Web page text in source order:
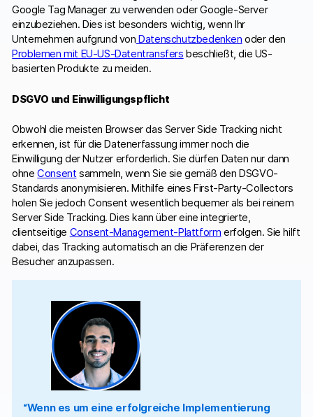
Google Tag Manager zu verwenden oder Google-Server
einzubeziehen. Dies ist besonders wichtig, wenn Ihr
Unternehmen aufgrund von Datenschutzbedenken oder den
Problemen mit EU-US-Datentransfers beschließt, die US-
basierten Produkte zu meiden.
DSGVO und Einwilligungspflicht
Obwohl die meisten Browser das Server Side Tracking nicht
erkennen, ist für die Datenerfassung immer noch die
Einwilligung der Nutzer erforderlich. Sie dürfen Daten nur dann
ohneConsent sammeln, wenn Sie sie gemäß den DSGVO-
Standards anonymisieren. Mithilfe eines First-Party-Collectors
holen Sie jedoch Consent wesentlich bequemer als bei reinem
Server Side Tracking. Dies kann über eine integrierte,
clientseitige Consent-Management-Plattform erfolgen. Sie hilft
dabei, das Tracking automatisch an die Präferenzen der
Besucher anzupassen.
“Wenn es um eine erfolgreiche Implementierung